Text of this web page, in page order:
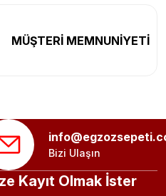
MÜŞTERİ MEMNUNİYETİ
Bizi Ulaşın
Kayıt Olmak İster